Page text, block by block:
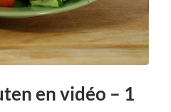
en vidéo – 1